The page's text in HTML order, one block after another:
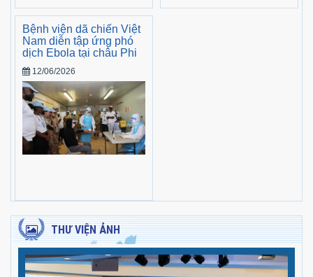
Bệnh viện dã chiến Việt
Nam diễn tập ứng phó
dịch Ebola tại châu Phi
12/06/2026
THƯ VIỆN ẢNH